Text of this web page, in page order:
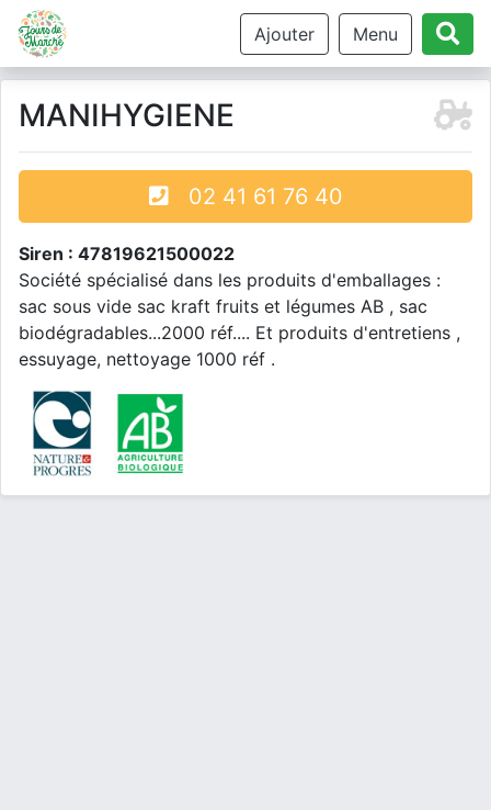
Ajouter Menu
MANIHYGIENE
02 41 61 76 40
Siren : 47819621500022
Société spécialisé dans les produits d'emballages :
sac sous vide sac kraft fruits et légumes AB , sac
biodégradables...2000 réf.... Et produits d'entretiens ,
essuyage, nettoyage 1000 réf .